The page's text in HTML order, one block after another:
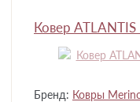
Ковер
Бренд: Ковры